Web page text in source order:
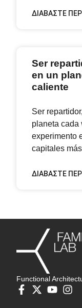
ΔΙΑΒΆΣΤΕ
Ser
en un
caliente
Ser
planeta cada
experimento
capitales
ΔΙΑΒΆΣΤΕ
Functional